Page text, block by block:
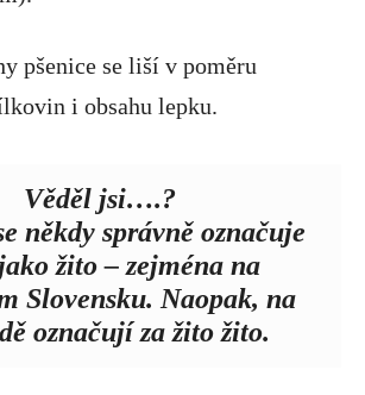
pšenice se liší v poměru
i obsahu lepku.
Věděl jsi….?
někdy správně označuje
žito – zejména na
Slovensku. Naopak, na
označují za žito žito.